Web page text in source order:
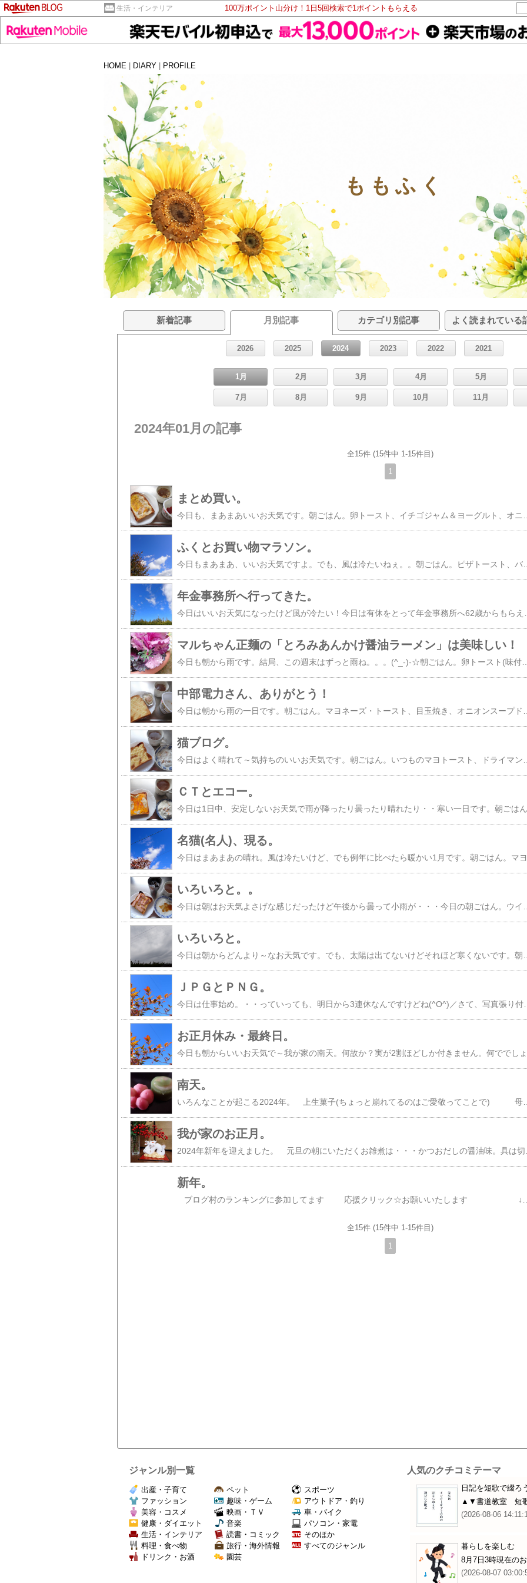
生活・インテリア 100万ポイント山分け！1日5回検索で1ポイントもらえる
HOME
DIARY PROFILE
ももふく
新着記事 月別記事 カテゴリ別記事 よく読まれている
2026 2025 2024 2023 2022 2021
1月 2月 3月 4月 5月
7月 8月 9月 10月 11月
2024年01月の記事
全15件 (15件中 1-15件目)
1
まとめ買い。
ふくとお買い物マラソン。
今日もまあまあ、いいお天気ですよ。でも、風は冷たいねぇ。。朝ごはん。ピザトースト、バナナヨーグルト、オニオンコンソメ。ピザトーストと言っても、食パンにケチャップ塗ってチーズのせてあらびきコショウを振って焼いただけ。チーズ、ケチらずにもっと乗せれば良かった。( ;∀;)お昼ごはん。 鍋焼き・味噌煮込みうどん。トッピングは、白菜、ネギ、たまごこの時期は何といっても味噌煮込みうどんよね。ビールも飲みたかったけど炭酸水にしときました。***ふくちゃん、今朝はテーブルの上の毛布の上。くつろいでますね～毛布をかじって悪いこともしてますね～なんか、たまにかじって頭振ってるんですよ。かみ切ることはないから放っておいてますが変な猫よね。(^_-)-☆そんニャことより・・これはニャンですかぁ？？こら！私のお腹に触るんじゃない！ご立派ニャんですね。ふくちゃんとお揃いの仲良し家族だからね。。 ( ＾艸＾)そんなふくちゃん、やっぱりこの場所のほうが落ち着く？ちんまりしてました(*^-^*)***現在開催中の楽天お買い物マラソンでちょこっとお買い物。①缶チューハイ。【2ケース送料無料】 富永貿易 神戸居留地 チューハイ レモン 糖類ゼロ 500...価格：6,680円（税込、送料別) (2024/1/27時点)何回リピしたか分からんけど、重いもの届けてもらえるのはありがたい。②花。お供え お悔やみ 花 お花 49日 お盆 初盆 法要 一周忌 四十九日 供花 即...価格：7,980円（税込、送料無料) (2024/1/27時点)来月、父の三回忌なので「白・青紫系」で1対(2個)でお願いしました。去年、購入してとても良かったのでリピです。③炭酸水。【最安値に挑戦中！48本セット フレーバー・ラベルレス選べる】炭酸水 500ml...価格：2,370円～（税込、送料無料) (2024/1/27時点)プレーンのラベルレスの2箱セット。このセットだけ他のよりちょっと安い。ラベルレスってラクでいいわぁ・・こちらもリピです。④日用品。 いつもの楽天24さんでウエットティッシュと綿棒をウエットティッシュはノンアル派だったけどやっぱりアルコール除菌できるものも常備しようかなと。綿棒は送料合わせね。とまあ、こんな感じです(*^-^*)本日も長い記事にお付き合いいただきありがとうございました。 ブログ村のランキングに参加してます 応援クリック☆お願いいたします ↓ ↓ ​​
年金事務所へ行ってきた。
マルちゃん正麺の「とろみあんかけ醤油ラーメン」は美味しい！
今日も朝から雨です。結局、この週末はずっと雨ね。。。(^_-)-☆朝ごはん。卵トースト(味付けは塩コショウ)、イチゴジャム＆ヨーグルト、オニオンコンソメ。お腹いっぱいです(*^-^*)お昼ごはん。マルちゃん正麵の「とろみあんかけ醤油ラーメン」トッピングはウインナーと白菜。これ、めちゃくちゃ美味しかったー！とろみあんの感じも味付けも好みの味でした。***ふくちゃんはいつものように・・・テーブルの上・・で、何かを見つめてる。視線の先には・・・私の食べかけのトーストがぁーー(^_-)-☆ふくちゃん、人間の食べ物はなんでも興味津々だから困るのよ。先代の猫は全く知らん顔だったのに同じ猫でも全然性格が違う。。なので、うっかり「ぺロッ」といかれる前に下におろしました。・・・・・そんな顔されてもねぇ。。( ;∀;)さて、また明日から一週間頑張りましょか！？本日も長い記事にお付き合いいただきありがとうございました。 ブログ村のランキングに参加してます 応援クリック☆お願いいたします ↓ ↓ ​​
中部電力さん、ありがとう！
猫ブログ。
ＣＴとエコー。
名猫(名人)、現る。
いろいろと。。
いろいろと。
ＪＰＧとＰＮＧ。
今日は仕事始め。・・っていっても、明日から3連休なんですけどね(^O^)／さて、写真張り付けまくりの私のブログ。なーんか？ブログに写真をＵＰするとやたら画像が粗くなるのです。パソコンに保存してサイズや明るさの変更した状態では問題ないんですけどね。で、「楽天ブログ 画像 粗い」でネット検索してみました。私だけでなく、他にもそう感じてる方はいらっしゃるようで対策方法も書かれていたので試してみました。この下の写真はいつも通り・・・4000×3000サイズの写真を、600×400サイズへ縮小。その際、ファイルの種類(拡張子)は既定の「ＪＰＥＧ」のままでＰＣに保存して楽天ブログに貼り付けます。 ​「ＪＰＥＧ」には「ＪＰＧ」も含みます​葉っぱの周辺がにじんでるような、明らかに変な写真でしょ？？でね、この写真をこのままのサイズで「名前を付けて保存」その時、ファイルの種類(拡張子)を変更、「ＰＮＧ」にします。そうすると楽天ブログに張り付けたときこんな風になります↓全然違うでしょう～！！もう、びっくりでした！もしかしてこんなこと私だけが知らなかったのかもしれないけど以前、他のブログを書いてた時もずっとＪＰＧだったからまさかの盲点でした。ほんの少しだけど写真にはこだわりがあるのでずっとストレスだったけどこれで一気に解決しました。(*^-^*)もっと早く気づけば良かったわぁ。。ホゲー。。ま ふくには理解不能な問題だろうけどね( ＾艸＾)※予約投稿です※ ブログ村のランキングに参加してます 応援クリック☆お願いいたします ↓ ↓ ​​​
お正月休み・最終日。
南天。
いろんなことが起こる2024年。 上生菓子(ちょっと崩れてるのはご愛敬ってことで) 母が大好物なので毎年いくつか買うけど これってあんこの塊よね、私はほぼ食べません。。***朝ごはん。ほぼ日常と変わらないトーストメニュー。この冬は朝からホットコーヒーを飲む気になれずもっぱらアイスコーヒー飲んでます。お昼ごはん。日清のラーメン屋さんの札幌みそ。初めて食べたけど、サッポロ一番の味噌味と全然味が違うのね。私はやっぱりサッポロ一番のほうが好み。もちろん、お正月なので昼間っからビールもね***会社の駐車場の隅っこに、勝手に生えてた南天がとても立派だったので上司の許可を得てもらってきて何年振りか？玄関にちょこっと花を置いてみました。トルコキキョウとスプレー菊ね、本当は洋花だけにしたかったけど年末はいいのがなくてね、自己流でこんな感じになりました。( ＾艸＾)南天は・・「難を転ずる」という意味がある縁起のいい植物だそうです。***黒猫ふくちゃんを・・・撮ったままサイズだけ修正してＵＰするとこんな感じだけど明るさを０→100に修正すると・・こんな感じになります。っていうかこれ以上はどーにもならん、黒猫って写真撮りづらいったらありゃしない( ;∀;)***なんだか不穏な感じで始まった2024年ですがもうこれ以上、悪いことは起きてほしくないね。だれもが落ち着いた日々を過ごせる時が早く迎えられますように。​​ ブログ村のランキングに参加してます 応援クリック☆お願いいたします ↓ ↓ ​​​​
我が家のお正月。
新年。
全15件 (15件中 1-15件目)
1
ジャンル別一覧
出産・子育て
ファッション
美容・コスメ
健康・ダイエット
生活・インテリア
料理・食べ物
ドリンク・お酒
ペット
趣味・ゲーム
映画・ＴＶ
音楽
読書・コミック
旅行・海外情報
園芸
スポーツ
アウトドア・釣り
車・バイク
パソコン・家電
そのほか
すべてのジャンル
人気のクチコミテーマ
日記を短歌で綴ろ
▲▼書道教室 短
(2026-08-06
暮らしを楽しむ
8月7日3時現在の
(2026-08-07